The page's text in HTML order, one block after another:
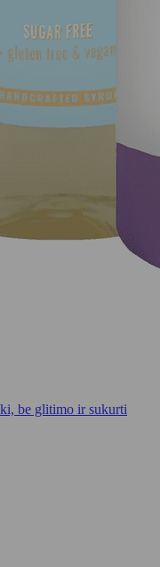
be glitimo ir sukurti